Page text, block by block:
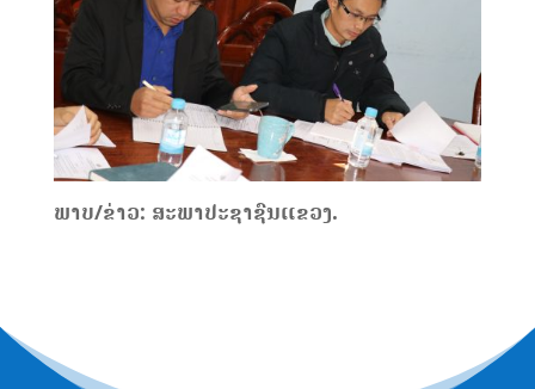
ພາບ/ຂ່າວ: ສະພາປະຊາຊົນແຂວງ.